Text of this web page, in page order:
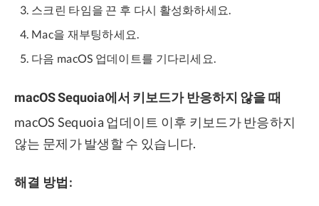
스크린 타임을 끈 후 다시 활성화하세요.
Mac을 재부팅하세요.
다음 macOS 업데이트를 기다리세요.
macOS Sequoia에서 키보드가 반응하지 않을 때
macOS Sequoia 업데이트 이후 키보드가 반응하지
않는 문제가 발생할 수 있습니다.
해결 방법: